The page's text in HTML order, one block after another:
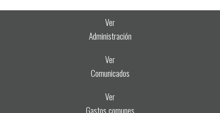
Ver
Administración
Ver
Comunicados
Ver
Gastos comunes